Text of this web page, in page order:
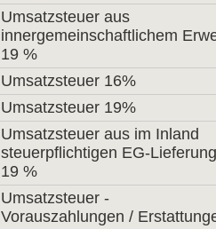
Umsatzsteuer aus
innergemeinschaftlichem
19 %
Umsatzsteuer 16%
Umsatzsteuer 19%
Umsatzsteuer aus im Inland
steuerpflichtigen EG-
19 %
Umsatzsteuer -
Vorauszahlungen /